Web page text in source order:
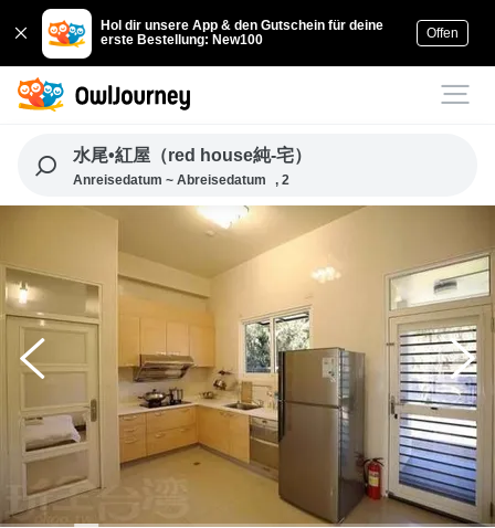
Hol dir unsere App & den Gutschein für deine
erste Bestellung: New100
Offen
水尾•紅屋（red house純-宅）
Anreisedatum ~ Abreisedatum , 2